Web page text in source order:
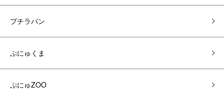
プチラパン
ぷにゅくま
ぷにゅZOO